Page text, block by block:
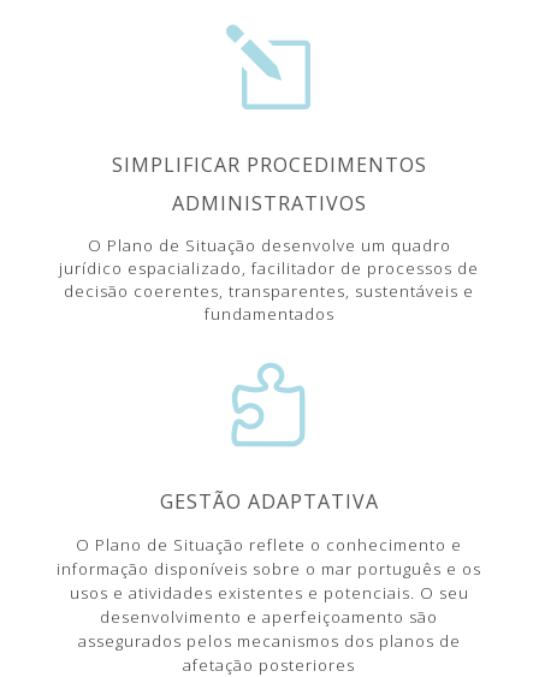
l
SIMPLIFICAR PROCEDIMENTOS
ADMINISTRATIVOS
O Plano de Situação desenvolve um quadro
jurídico espacializado, facilitador de processos de
decisão coerentes, transparentes, sustentáveis e
fundamentados

GESTÃO ADAPTATIVA
O Plano de Situação reflete o conhecimento e
informação disponíveis sobre o mar português e os
usos e atividades existentes e potenciais. O seu
desenvolvimento e aperfeiçoamento são
assegurados pelos mecanismos dos planos de
afetação posteriores